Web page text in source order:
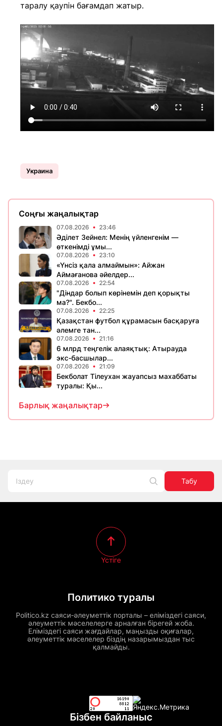
таралу қаупін бағамдап жатыр.
Украина
Соңғы жаңалықтар
07.08.2026 23:46
Әділет Зейнел: Менің үйленгенім —
өткенімді ұмы...
07.08.2026 23:10
«Үнсіз қала алмаймын»: Айжан
Аймағанова әйелдер...
07.08.2026 22:54
"Діндар болып көрінемін деп қорықты
ма?". Бекбо...
07.08.2026 22:25
Қазақстан футбол құрамасын басқаруға
әлемге тан...
07.08.2026 21:16
6 млрд теңгелік алаяқтық: Атырауда
экс-басшылар...
07.08.2026 21:09
Бекболат Тілеухан жауапсыз махаббаты
туралы: Қы...
Барлық жаңалықтар
Табу
Политико туралы
Politico.kz саяси-әлеуметтік порталы – еліміздегі саяси,
әлеуметтік мәселелерге арналған бірегей жоба.
Еліміздегі саяси жағдайлар, маңызды оқиғалар,
әлеуметтік мәселелер біздің назарымыздан тыс
қалмайды.
Үстіге
Бізбен байланыс